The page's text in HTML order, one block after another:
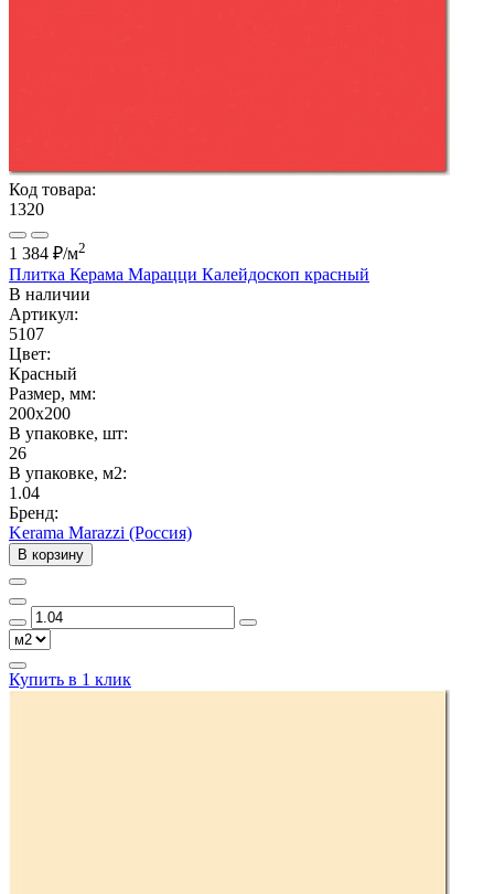
Код товара:
1320
1 384 ₽/м2
Плитка Керама Марацци Калейдоскоп красный
В наличии
Артикул:
5107
Цвет:
Красный
Размер, мм:
200x200
В упаковке, шт:
26
В упаковке, м2:
1.04
Бренд:
Kerama Marazzi (Россия)
В корзину
Купить в 1 клик